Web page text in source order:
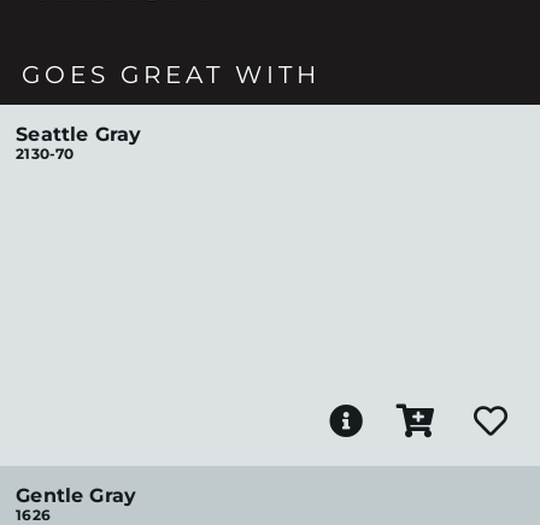
GOES GREAT WITH
Seattle Gray
2130-70
Gentle Gray
1626